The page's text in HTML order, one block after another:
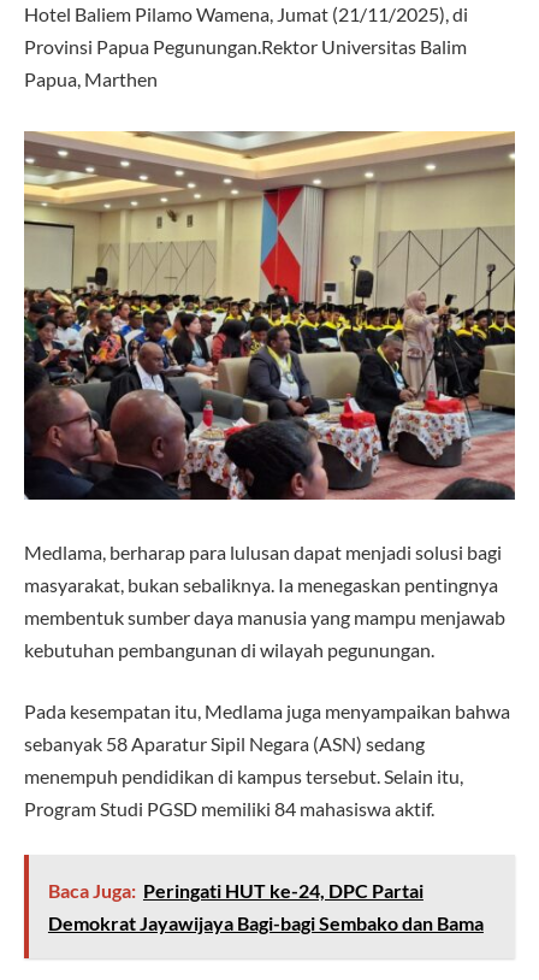
Hotel Baliem Pilamo Wamena, Jumat (21/11/2025), di
Provinsi Papua Pegunungan.Rektor Universitas Balim
Papua, Marthen
Medlama, berharap para lulusan dapat menjadi solusi bagi
masyarakat, bukan sebaliknya. Ia menegaskan pentingnya
membentuk sumber daya manusia yang mampu menjawab
kebutuhan pembangunan di wilayah pegunungan.
Pada kesempatan itu, Medlama juga menyampaikan bahwa
sebanyak 58 Aparatur Sipil Negara (ASN) sedang
menempuh pendidikan di kampus tersebut. Selain itu,
Program Studi PGSD memiliki 84 mahasiswa aktif.
Baca Juga: Peringati HUT ke-24, DPC Partai
Demokrat Jayawijaya Bagi-bagi Sembako dan Bama